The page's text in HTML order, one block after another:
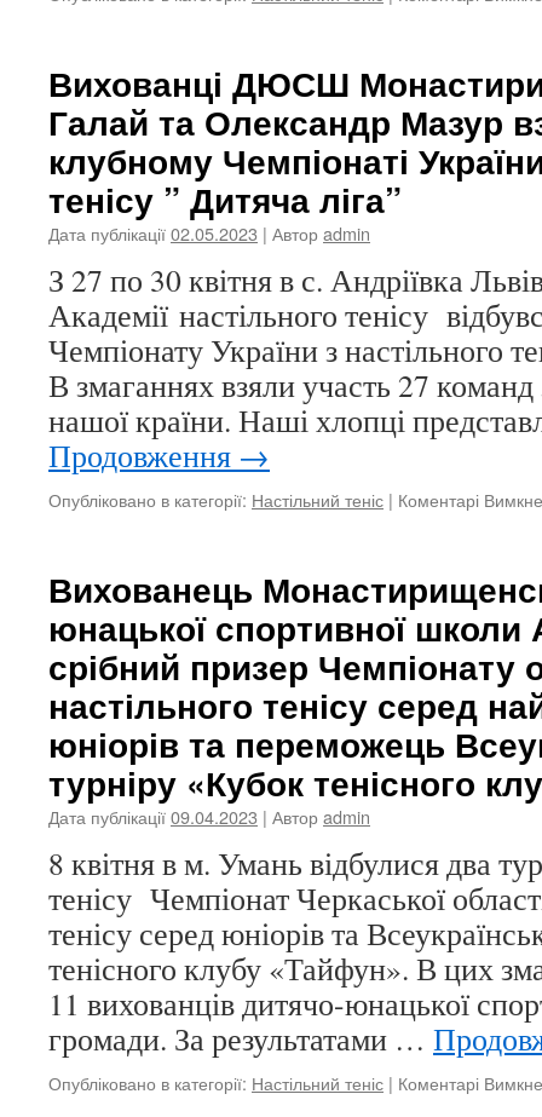
Вихованці ДЮСШ
Галай та Олександр Мазур
клубному Чемпіонаті
тенісу ” Дитяча ліга”
Дата публікації02.05.2023 | Авторadmin
З 27 по 30 квітня в с. Андріївка
Академії настільного тенісу
Чемпіонату України з настільного
В змаганнях взяли участь 27 команд
нашої країни. Наші хлопці
Продовження →
Опубліковано в категорії: Настільний теніс | Коментарі
Вихованець
юнацької спортивної школи
срібний призер Чемпіонату
настільного тенісу серед
юніорів та переможець
турніру «Кубок тенісного
Дата публікації09.04.2023 | Авторadmin
8 квітня в м. Умань відбулися два
тенісу Чемпіонат Черкаської
тенісу серед юніорів та
тенісного клубу «Тайфун». В цих
11 вихованців дитячо-юнацької
громади. За результатами …
Опубліковано в категорії: Настільний теніс | Коментарі